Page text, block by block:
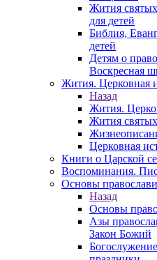
Жития
для детей
Библия,
детей
Детям о
Воскресная
Жития. Церковная
Назад
Жития.
Жития
Церковная
Книги о Царской
Воспоминания.
Основы
Назад
Основы
Азы
Закон Божий